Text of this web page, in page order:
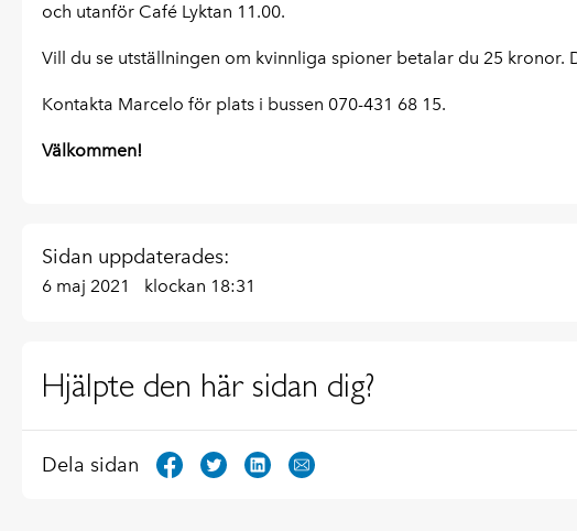
och utanför Café Lyktan 11.00.
Vill du se utställningen om kvinnliga spioner betalar du 25 kronor.
Kontakta Marcelo för plats i bussen 070-431 68 15.
Välkommen!
Sidan uppdaterades:
6 maj 2021 klockan 18:31
Hjälpte den här sidan dig?
Dela sidan